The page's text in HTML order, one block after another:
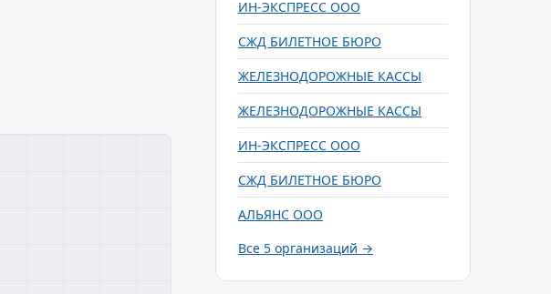
ИН-ЭКСПРЕСС ООО
СЖД БИЛЕТНОЕ БЮРО
ЖЕЛЕЗНОДОРОЖНЫЕ КАССЫ
ЖЕЛЕЗНОДОРОЖНЫЕ КАССЫ
ИН-ЭКСПРЕСС ООО
СЖД БИЛЕТНОЕ БЮРО
АЛЬЯНС ООО
Все 5 организаций →